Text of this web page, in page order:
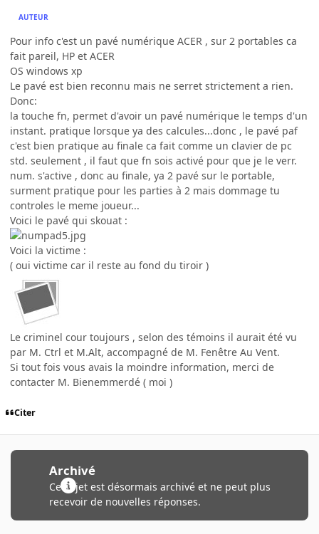
AUTEUR
Pour info c'est un pavé numérique ACER , sur 2 portables ca
fait pareil, HP et ACER
OS windows xp
Le pavé est bien reconnu mais ne serret strictement a rien.
Donc:
la touche fn, permet d'avoir un pavé numérique le temps d'un
instant. pratique lorsque ya des calcules...donc , le pavé paf
c'est bien pratique au finale ca fait comme un clavier de pc
std. seulement , il faut que fn sois activé pour que je le verr.
num. s'active , donc au finale, ya 2 pavé sur le portable,
surment pratique pour les parties à 2 mais dommage tu
controles le meme joueur...
Voici le pavé qui skouat :
Voici la victime :
( oui victime car il reste au fond du tiroir )
Le criminel cour toujours , selon des témoins il aurait été vu
par M. Ctrl et M.Alt, accompagné de M. Fenêtre Au Vent.
Si tout fois vous avais la moindre information, merci de
contacter M. Bienemmerdé ( moi )
Citer
Archivé
Ce sujet est désormais archivé et ne peut plus
recevoir de nouvelles réponses.